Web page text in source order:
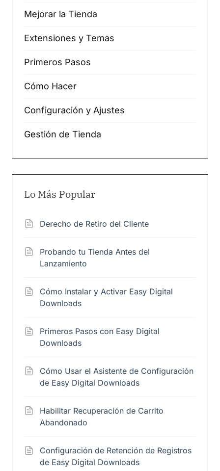
Mejorar la Tienda
Extensiones y Temas
Primeros Pasos
Cómo Hacer
Configuración y Ajustes
Gestión de Tienda
Lo Más Popular
Derecho de Retiro del Cliente
Probando tu Tienda Antes del
Lanzamiento
Cómo Instalar y Activar Easy Digital
Downloads
Primeros Pasos con Easy Digital
Downloads
Cómo Usar el Asistente de Configuración
de Easy Digital Downloads
Habilitar Recuperación de Carrito
Abandonado
Configuración de Retención de Registros
de Easy Digital Downloads